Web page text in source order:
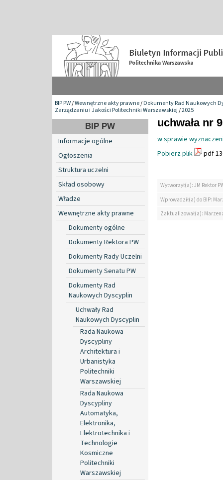
BIP PW/Wewnętrzne akty prawne/Dokumenty Rad Naukowych
Zarządzaniu i Jakości Politechniki Warszawskiej/2025
BIP PW
Informacje ogólne
Ogłoszenia
Struktura uczelni
Skład osobowy
Władze
Wewnętrzne akty prawne
Dokumenty ogólne
Dokumenty Rektora PW
Dokumenty Rady Uczelni
Dokumenty Senatu PW
Dokumenty Rad
Naukowych Dyscyplin
Uchwały Rad
Naukowych Dyscyplin
Rada Naukowa
Dyscypliny
Architektura i
Urbanistyka
Politechniki
Warszawskiej
Rada Naukowa
Dyscypliny
Automatyka,
Elektronika,
Elektrotechnika i
Technologie
Kosmiczne
Politechniki
Warszawskiej
uchwała nr
w sprawie
Pobierz plik
pdf
Wytworzył(a): JM Rektor
Wprowadził(a) do BIP:
Zaktualizował(a):